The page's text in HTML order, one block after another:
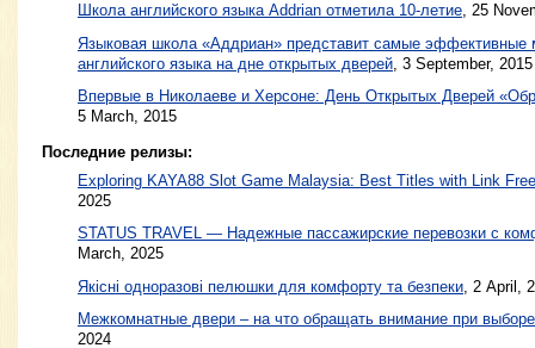
Школа английского языка Addrian отметила 10-летие, 25
Языковая школа «Аддриан» представит самые эффективные
английского языка на дне открытых дверей 3 September, 2015
Впервые в Николаеве и Херсоне: День Открытых Дверей
5 March, 2015
Последние релизы:
Exploring KAYA88 Slot Game Malaysia: Best Titles with Link
2025
STATUS TRAVEL — Надежные пассажирские перевозки с
March, 2025
Якісні одноразові пелюшки для комфорту та безпеки , 2 April,
Межкомнатные двери – на что обращать внимание при
2024